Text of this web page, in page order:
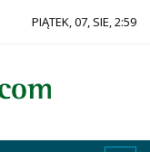
PIĄTEK, 07, SIE, 2:59